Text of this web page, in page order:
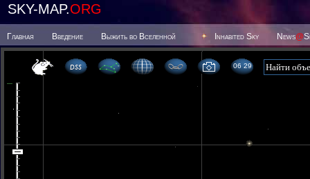
SKY-MAP.ORG
Главная Введение Выжить во Вселенной Inhabited Sky News@
06 29